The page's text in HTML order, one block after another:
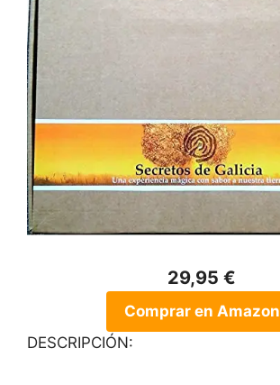
29,95 €
Comprar en Amazon
DESCRIPCIÓN: